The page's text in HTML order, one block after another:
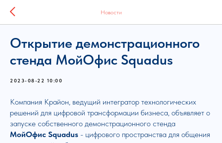
Новости
Открытие демонстрационного
cтенда МойОфис Squadus
2023-08-22 10:00
Компания Крайон, ведущий интегратор технологических
решений для цифровой трансформации бизнеса, объявляет о
запуске собственного демонстрационного стенда
МойОфис Squadus - цифрового пространства для общения